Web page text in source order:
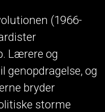
(1966-
Lærere og
genopdragelse, og
bryder
storme